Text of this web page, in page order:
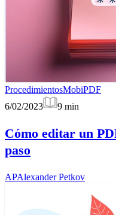
ProcedimientosMobiPDF
6/02/2023
9 min
Cómo editar un
paso
APAlexander Petkov